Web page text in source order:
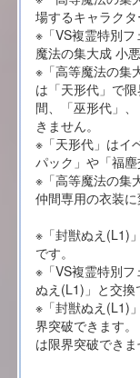
場するキャラクタ
※「VS複霊特別
魔法の集大成 小
※「高等魔法の集
は「天形代」で
間、「巫形代」
きません。
※「天形代」はイ
パック」や「福塵
※「高等魔法の集
仲間専用の衣装に
※「封獣ぬえ(L1)
です。
※「VS複霊特別
ぬえ(L1)」と交換
※「封獣ぬえ(L1)
界突破できます
は限界突破できま